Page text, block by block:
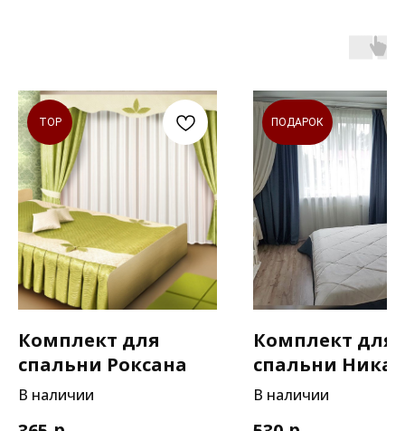
TOP
Комплект для
спальни Роксана
В наличии
ПОДАРОК
Комплект для
спальни Ника
В наличии